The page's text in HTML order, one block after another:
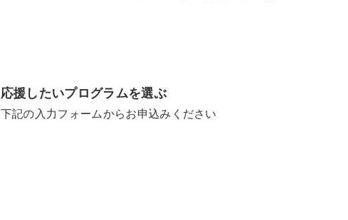
応援したいプログラムを選ぶ
下記の入力フォームからお申込みください